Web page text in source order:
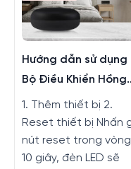
Hướng dẫn sử dụng
Bộ Điều Khiển Hồng
Ngoại
1. Thêm thiết bị 2.
Reset thiết bị Nhấn
nút reset trong vòng
10 giây, đèn LED sẽ